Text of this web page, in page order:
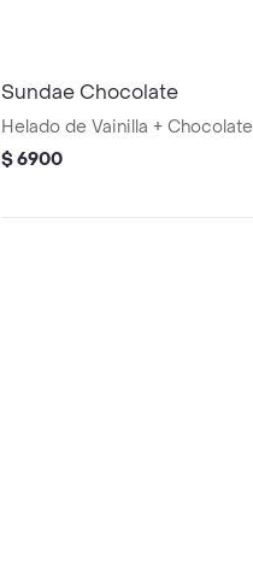
Sundae Chocolate
Helado de Vainilla + Chocolate
$ 6900